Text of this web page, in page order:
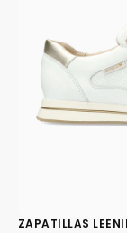
ZAPATILLAS